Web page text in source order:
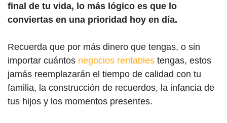
final de tu vida, lo más lógico es que lo
conviertas en una prioridad hoy en día.
Recuerda que por más dinero que tengas, o sin
importar cuántos negocios rentables tengas, estos
jamás reemplazarán el tiempo de calidad con tu
familia, la construcción de recuerdos, la infancia de
tus hijos y los momentos presentes.